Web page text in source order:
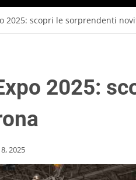
2025: scopri le sorprendenti
2025:
2025